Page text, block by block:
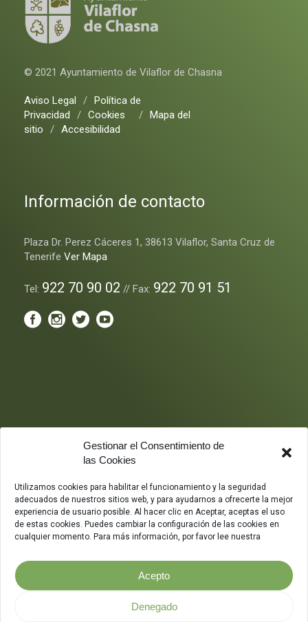
Gestionar el Consentimiento de
las Cookies
Utilizamos cookies para habilitar el funcionamiento y la seguridad
adecuados de nuestros sitios web, y para ayudarnos a ofrecerte la mejor
experiencia de usuario posible. Al hacer clic en Aceptar, aceptas el uso
de estas cookies. Puedes cambiar la configuración de las cookies en
cualquier momento. Para más información, por favor lee nuestra
Acepto
Denegado
© 2021 Ayuntamiento de Vilaflor de Chasna
Aviso Legal / Política de
Privacidad
/ Cookies / Mapa del
sitio
/ Accesibilidad
Información de contacto
Plaza Dr. Perez Cáceres 1, 38613 Vilaflor, Santa Cruz de
Tenerife Ver Mapa
Tel: 922 70 90 02 // Fax: 922 70 91 51